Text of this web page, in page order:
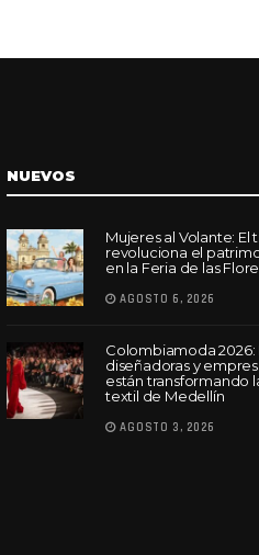
NUEVOS
Mujeres al Volante: El
revoluciona el
en la Feria de las
AGOSTO 6, 2026
Colombiamoda 2026:
diseñadoras y
están transformando
textil de Medellín
AGOSTO 3, 2026